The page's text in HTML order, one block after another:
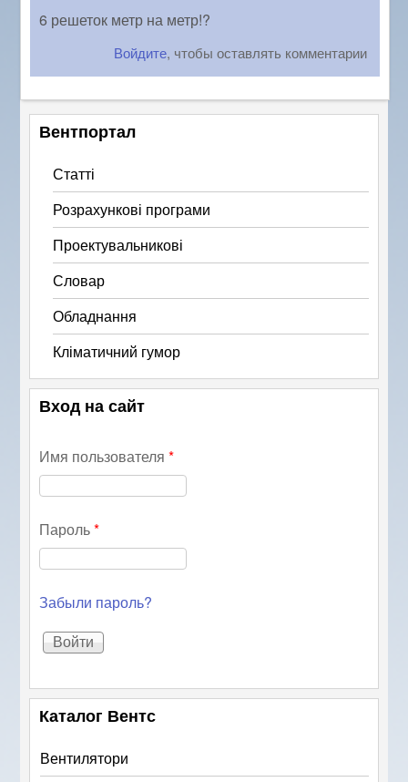
6 решеток метр на метр!?
Войдите, чтобы оставлять комментарии
Вентпортал
Статті
Розрахункові програми
Проектувальникові
Словар
Обладнання
Кліматичний гумор
Вход на сайт
Имя пользователя*
Пароль*
Забыли пароль?
Каталог Вентс
Вентилятори